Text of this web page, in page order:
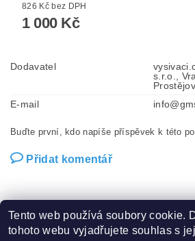
826 Kč bez DPH
1 000 Kč
Dodavatel
s.r.o.,
E-mail
Buďte první, kdo napíše příspěvek k této
Přidat komentář
Zboží.cz | Heureka.cz | Hot-fix.cz |
Tento web používá soubory cookie.
tohoto webu vyjadřujete souhlas s